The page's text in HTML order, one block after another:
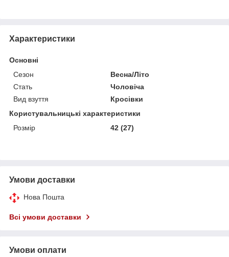
Характеристики
Основні
Сезон
Весна/Літо
Стать
Чоловіча
Вид взуття
Кросівки
Користувальницькі характеристики
Розмір
42 (27)
Умови доставки
Нова Пошта
Всі умови доставки
Умови оплати